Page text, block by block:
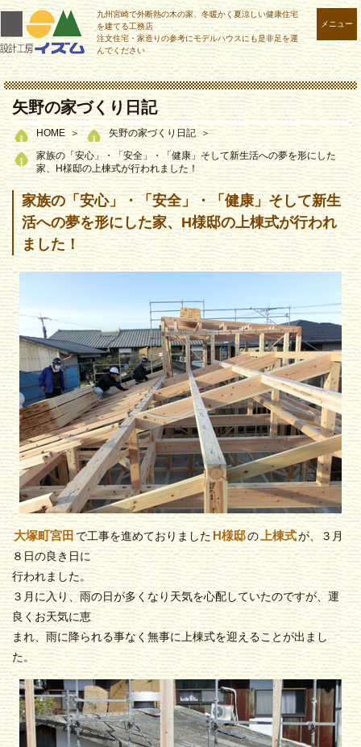
メニュー
九州宮崎で外断熱の木の家、冬暖かく夏涼しい健康住宅
を建てる工務店
注文住宅・家造りの参考にモデルハウスにも是非足を運
んでください
矢野の家づくり日記
HOME
矢野の家づくり日記
家族の「安心」・「安全」・「健康」そして新生活への夢を形にした
家、H様邸の上棟式が行われました！
家族の「安心」・「安全」・「健康」そして新生
活への夢を形にした家、H様邸の上棟式が行われ
ました！
大塚町宮田 で工事を進めておりましたH様邸の上棟式が、３月
８日の良き日に
行われました。
３月に入り、雨の日が多くなり天気を心配していたのですが、運
良くお天気に恵
まれ、雨に降られる事なく無事に上棟式を迎えることが出まし
た。